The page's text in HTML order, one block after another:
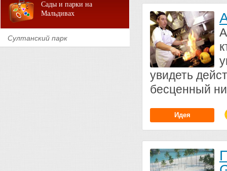
Сады и парки на
Мальдивах
Султанский парк
увидеть
бесценный
Идея